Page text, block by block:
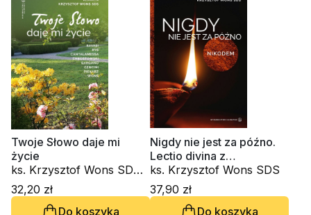
Twoje Słowo daje mi
życie
ks. Krzysztof Wons SDS,
kard. Gianfranco Ravasi,
kardynał Grzegorz Ryś, o.
Raniero Cantalamessa
32,20 zł
Do koszyka
Nigdy nie jest za późno.
Lectio divina z
Nikodemem
ks. Krzysztof Wons SDS
37,90 zł
Do koszyka